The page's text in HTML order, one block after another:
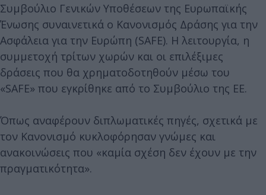
Συμβούλιο Γενικών Υποθέσεων της Ευρωπαϊκής
Ένωσης συναινετικά ο Κανονισμός Δράσης για την
Ασφάλεια για την Ευρώπη (SAFE). Η λειτουργία, η
συμμετοχή τρίτων χωρών και οι επιλέξιμες
δράσεις που θα χρηματοδοτηθούν μέσω του
«SAFE» που εγκρίθηκε από το Συμβούλιο της ΕΕ.
Όπως αναφέρουν διπλωματικές πηγές, σχετικά με
τον Κανονισμό κυκλοφόρησαν γνώμες και
ανακοινώσεις που «καμία σχέση δεν έχουν με την
πραγματικότητα».